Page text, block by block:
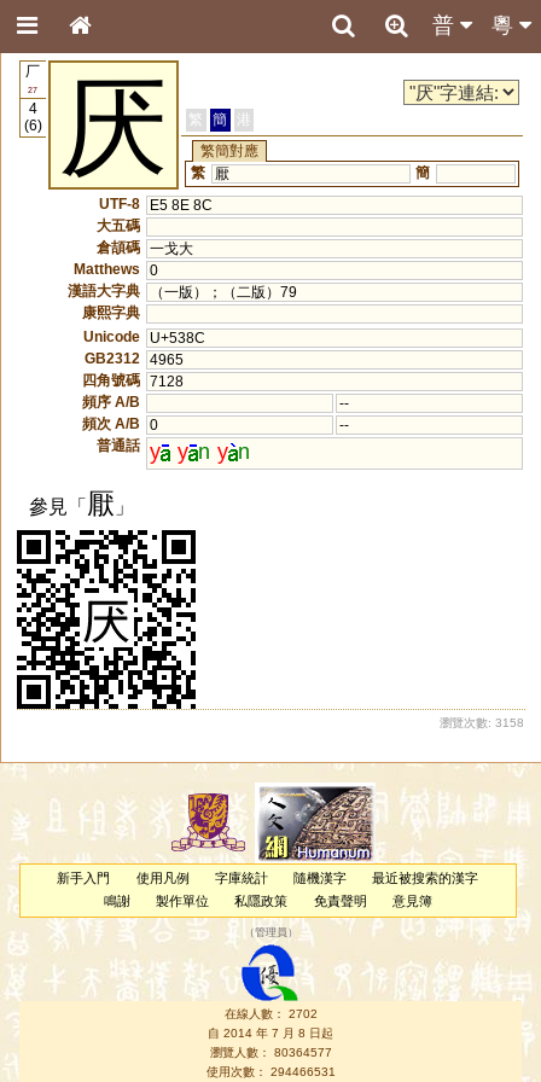
粵
普
厂
27
4
(6)
厌 繁 簡
港
繁簡對應
繁
厭
簡
UTF-8
E5 8E 8C
大五碼
倉頡碼 一戈大
Matthews
0
漢語大字典
（一版）；（二版）79
康熙字典
Unicode
U+538C
GB2312
4965
四角號碼 7128
頻序 A/B
--
頻次 A/B
0
--
普通話 y y n y n
參見「厭 」
瀏覽次數: 3158
新手入門 使用凡例 字庫統計 隨機漢字
最近被搜索的漢字
鳴謝
製作單位 私隱政策 免責聲明 意見簿
（管理員 ）
在線人數： 2702
自 2014 年 7 月 8 日起
瀏覽人數： 80364577
使用次數： 294466531